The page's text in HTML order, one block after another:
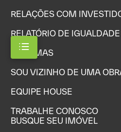
RELAÇÕES COM
RELATÓRIO DE
SISTEMAS
SOU VIZINHO DE UMA
EQUIPE HOUSE
TRABALHE CONOSCO
BUSQUE SEU IMÓVEL